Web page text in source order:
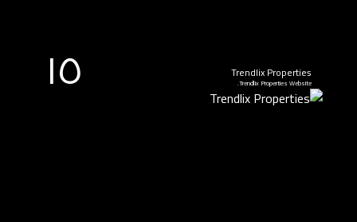
Trendlix Properties
Trendlix Properties Website. ١٥